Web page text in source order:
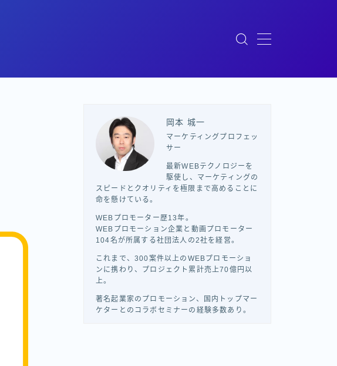
岡本 城一
マーケティングプロフェッ
サー
最新WEBテクノロジーを
駆使し、マーケティングの
スピードとクオリティを極限まで高めることに
命を懸けている。
WEBプロモーター歴13年。
WEBプロモーション企業と動画プロモーター
104名が所属する社団法人の2社を経営。
これまで、300案件以上のWEBプロモーショ
ンに携わり、プロジェクト累計売上70億円以
上。
著名起業家のプロモーション、国内トップマー
ケターとのコラボセミナーの経験多数あり。